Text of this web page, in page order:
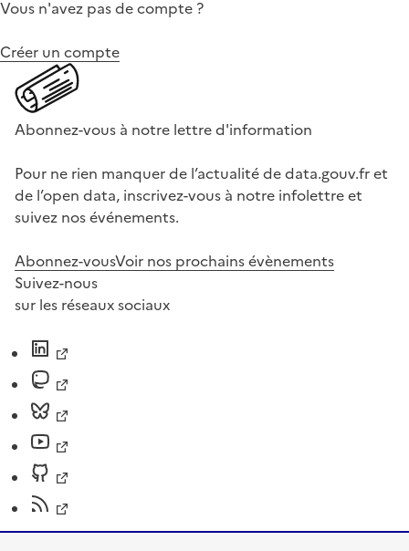
Vous n'avez pas de compte ?
Créer un compte
Abonnez-vous à notre lettre d'information
Pour ne rien manquer de l’actualité de data.gouv.fr et
de l’open data, inscrivez-vous à notre infolettre et
suivez nos événements.
Abonnez-vousVoir nos prochains évènements
Suivez-nous
sur les réseaux sociaux